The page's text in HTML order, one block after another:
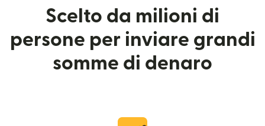
Scelto da milioni di
persone per inviare grandi
somme di denaro